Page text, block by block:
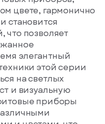
цвете, гармонично
становится
что позволяет
элегантный
этой серии
на светлых
и визуальную
приборы